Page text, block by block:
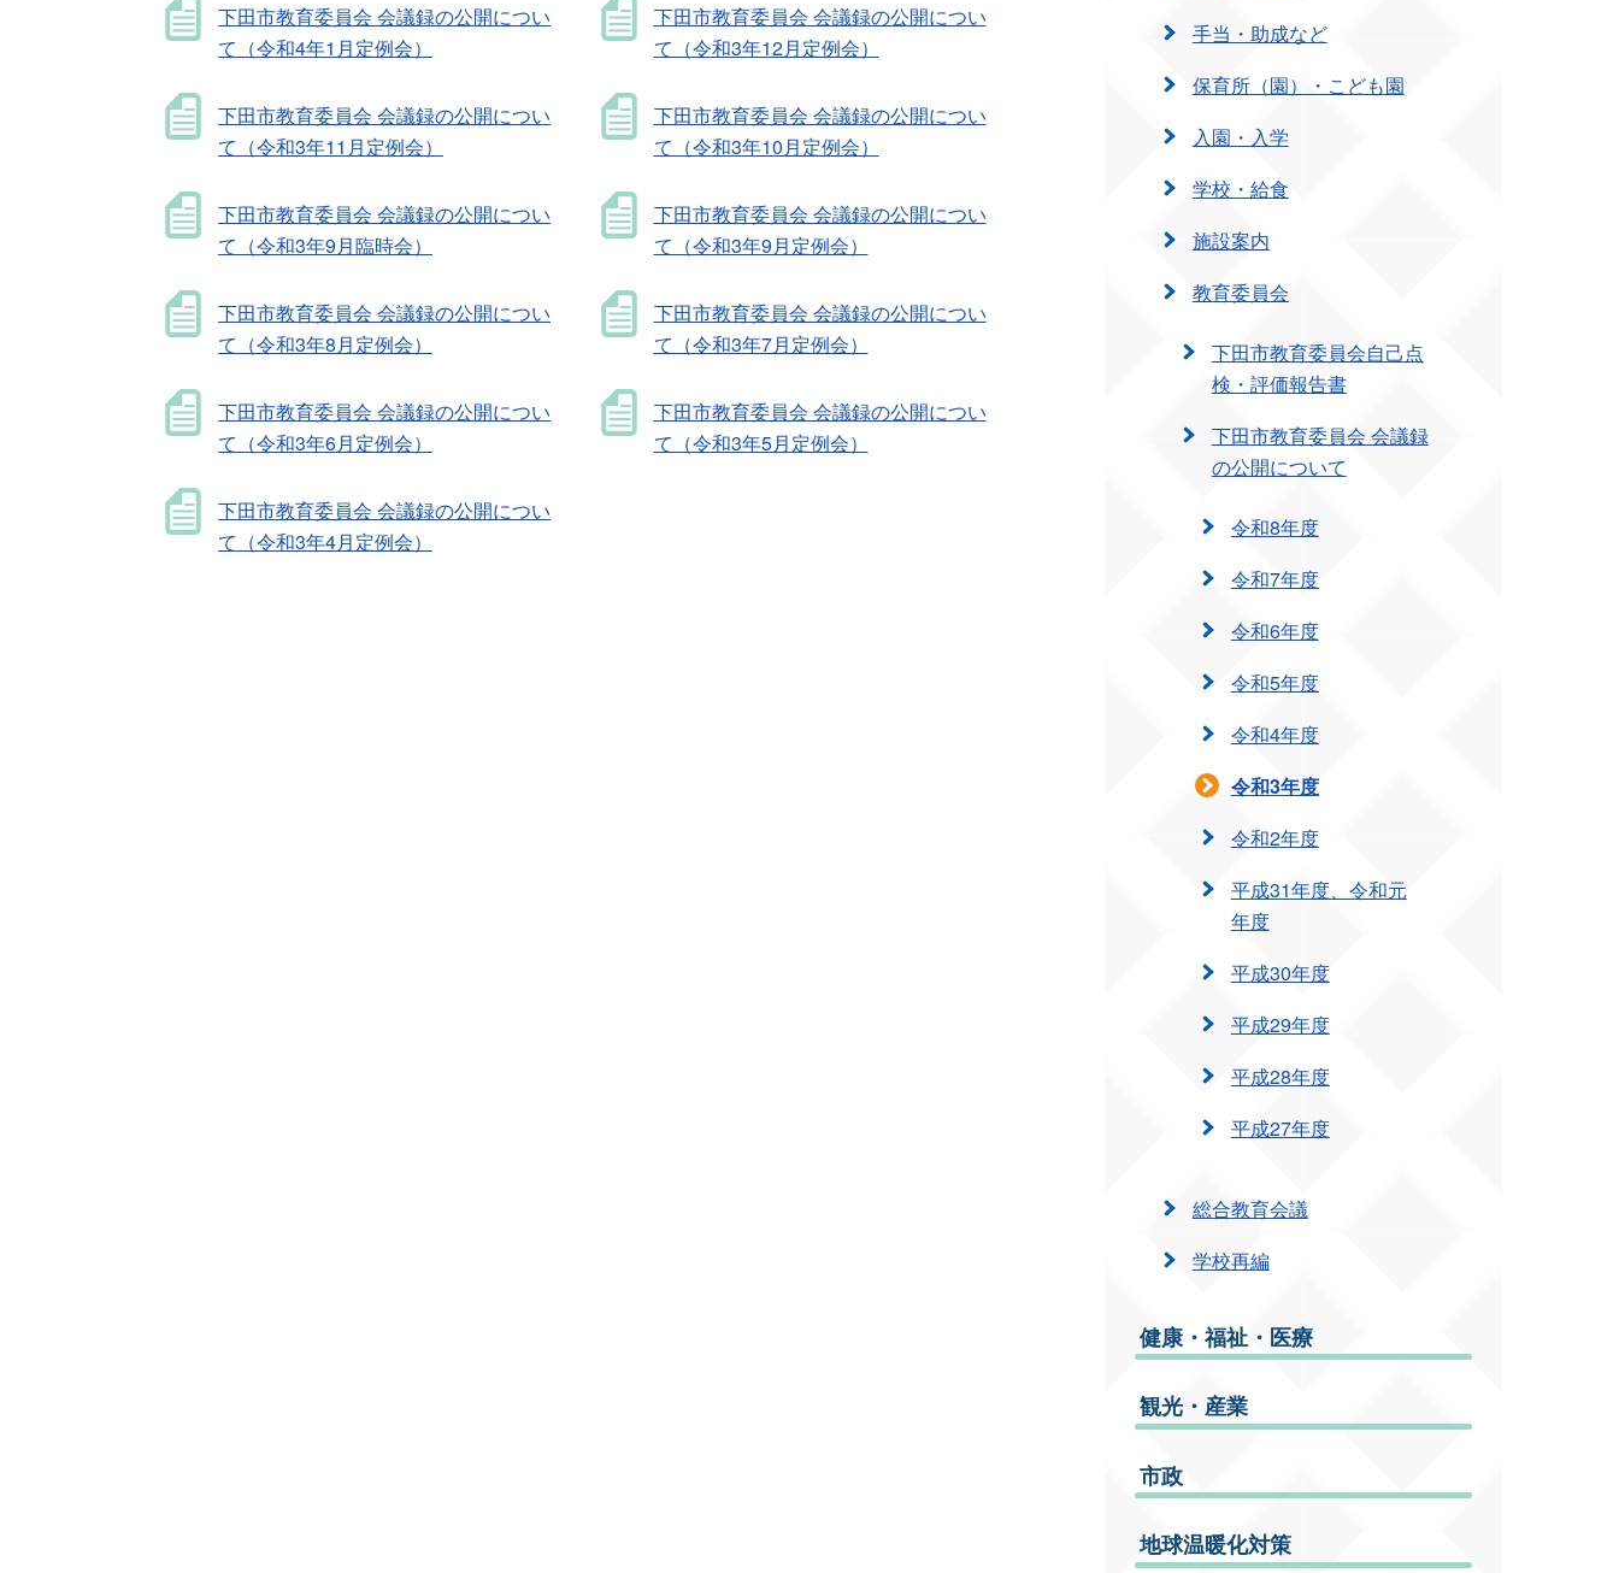
下田市教育委員会 会議録の公開につい
て（令和4年1月定例会）
下田市教育委員会 会議録の公開につい
て（令和3年12月定例会）
下田市教育委員会 会議録の公開につい
て（令和3年11月定例会）
下田市教育委員会 会議録の公開につい
て（令和3年10月定例会）
下田市教育委員会 会議録の公開につい
て（令和3年9月臨時会）
下田市教育委員会 会議録の公開につい
て（令和3年9月定例会）
下田市教育委員会 会議録の公開につい
て（令和3年8月定例会）
下田市教育委員会 会議録の公開につい
て（令和3年7月定例会）
下田市教育委員会 会議録の公開につい
て（令和3年6月定例会）
下田市教育委員会 会議録の公開につい
て（令和3年5月定例会）
下田市教育委員会 会議録の公開につい
て（令和3年4月定例会）
手当・助成など
保育所（園）・こども園
入園・入学
学校・給食
施設案内
教育委員会
下田市教育委員会自己点
検・評価報告書
下田市教育委員会 会議録
の公開について
令和8年度
令和7年度
令和6年度
令和5年度
令和4年度
令和3年度
令和2年度
平成31年度、令和元
年度
平成30年度
平成29年度
平成28年度
平成27年度
総合教育会議
学校再編
健康・福祉・医療
観光・産業
市政
地球温暖化対策